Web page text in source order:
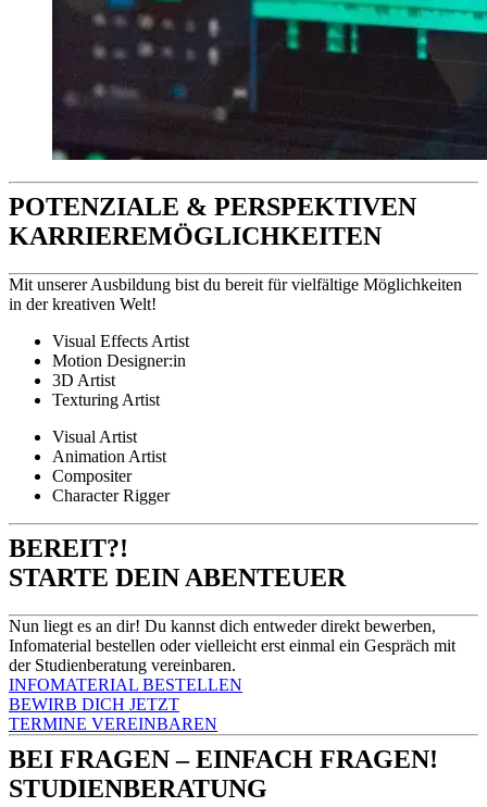
POTENZIALE & PERSPEKTIVEN
KARRIEREMÖGLICHKEITEN
Mit unserer Ausbildung bist du bereit für vielfältige Möglichkeiten
in der kreativen Welt!
Visual Effects Artist
Motion Designer:in
3D Artist
Texturing Artist
Visual Artist
Animation Artist
Compositer
Character Rigger
BEREIT?!
STARTE DEIN ABENTEUER
Nun liegt es an dir! Du kannst dich entweder direkt bewerben,
Infomaterial bestellen oder vielleicht erst einmal ein Gespräch mit
der Studienberatung vereinbaren.
INFOMATERIAL BESTELLEN
BEWIRB DICH JETZT
TERMINE VEREINBAREN
BEI FRAGEN – EINFACH FRAGEN!
STUDIENBERATUNG